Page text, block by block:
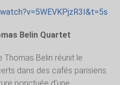
Belin Quartet
Thomas Belin réunit le
dans des cafés parisiens.